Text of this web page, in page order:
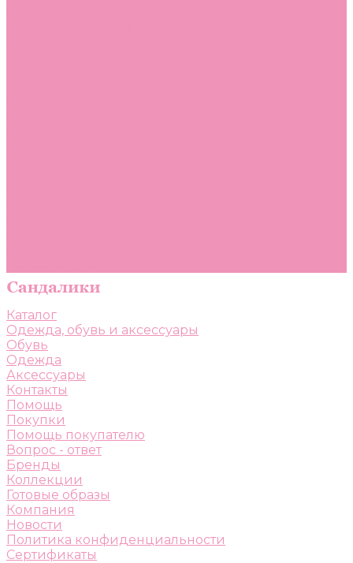
Каталог
Одежда, обувь и аксессуары
Обувь
Одежда
Аксессуары
Контакты
Помощь
Покупки
Помощь покупателю
Вопрос - ответ
Бренды
Коллекции
Готовые образы
Компания
Новости
Политика конфиденциальности
Сертификаты